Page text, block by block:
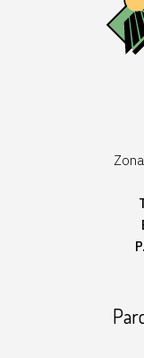
P.